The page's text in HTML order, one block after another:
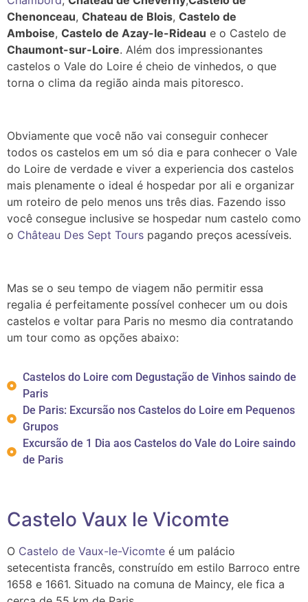
Chenonceau, Chateau de Blois, Castelo de
Amboise, Castelo de Azay-le-Rideau e o Castelo de
Chaumont-sur-Loire. Além dos impressionantes
castelos o Vale do Loire é cheio de vinhedos, o que
torna o clima da região ainda mais pitoresco.
Obviamente que você não vai conseguir conhecer
todos os castelos em um só dia e para conhecer o Vale
do Loire de verdade e viver a experiencia dos castelos
mais plenamente o ideal é hospedar por ali e organizar
um roteiro de pelo menos uns três dias. Fazendo isso
você consegue inclusive se hospedar num castelo como
o Château Des Sept Tours pagando preços acessíveis.
Mas se o seu tempo de viagem não permitir essa
regalia é perfeitamente possível conhecer um ou dois
castelos e voltar para Paris no mesmo dia contratando
um tour como as opções abaixo:
Castelos do Loire com Degustação de Vinhos saindo de
Paris
De Paris: Excursão nos Castelos do Loire em Pequenos
Grupos
Excursão de 1 Dia aos Castelos do Vale do Loire saindo
de Paris
Castelo Vaux le Vicomte
O Castelo de Vaux-le-Vicomte é um palácio
setecentista francês, construído em estilo Barroco entre
1658 e 1661. Situado na comuna de Maincy, ele fica a